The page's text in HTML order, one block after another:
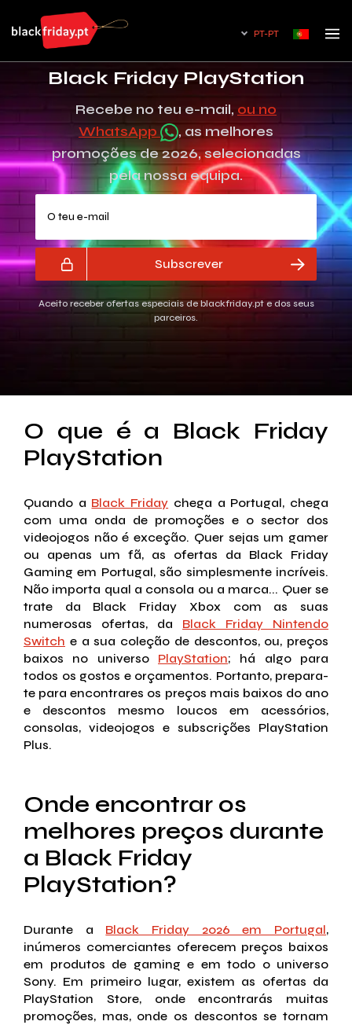
PT-PT
Black Friday PlayStation
Recebe no teu e-mail, ou no
WhatsApp
, as melhores
promoções de 2026, selecionadas
pela nossa equipa.
Subscrever
Aceito receber ofertas especiais de blackfriday.pt e dos seus
parceiros.
O que é a Black Friday
PlayStation
Quando a Black Friday chega a Portugal, chega
com uma onda de promoções e o sector dos
videojogos não é exceção. Quer sejas um gamer
ou apenas um fã, as ofertas da Black Friday
Gaming em Portugal, são simplesmente incríveis.
Não importa qual a consola ou a marca... Quer se
trate da Black Friday Xbox com as suas
numerosas ofertas, da Black Friday Nintendo
Switch e a sua coleção de descontos, ou, preços
baixos no universo PlayStation; há algo para
todos os gostos e orçamentos. Portanto, prepara-
te para encontrares os preços mais baixos do ano
e descontos mesmo loucos em acessórios,
consolas, videojogos e subscrições PlayStation
Plus.
Onde encontrar os
melhores preços durante
a Black Friday
PlayStation?
Durante a Black Friday 2026 em Portugal,
inúmeros comerciantes oferecem preços baixos
em produtos de gaming e em todo o universo
Sony. Em primeiro lugar, existem as ofertas da
PlayStation Store, onde encontrarás muitas
promoções, mas, onde os descontos se tornam